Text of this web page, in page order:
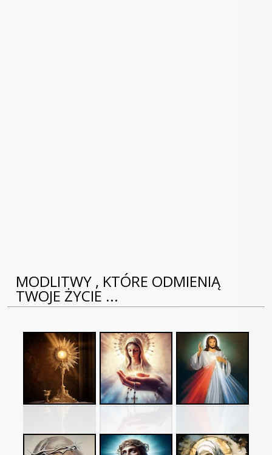
MODLITWY , KTÓRE ODMIENIĄ
TWOJE ŻYCIE ...